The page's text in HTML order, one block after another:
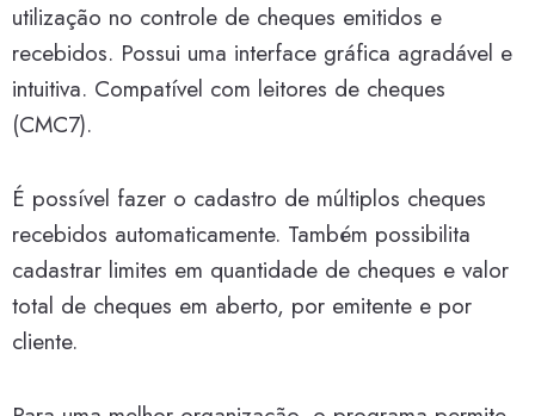
utilização no controle de cheques emitidos e
recebidos. Possui uma interface gráfica agradável e
intuitiva. Compatível com leitores de cheques
(CMC7).
É possível fazer o cadastro de múltiplos cheques
recebidos automaticamente. Também possibilita
cadastrar limites em quantidade de cheques e valor
total de cheques em aberto, por emitente e por
cliente.